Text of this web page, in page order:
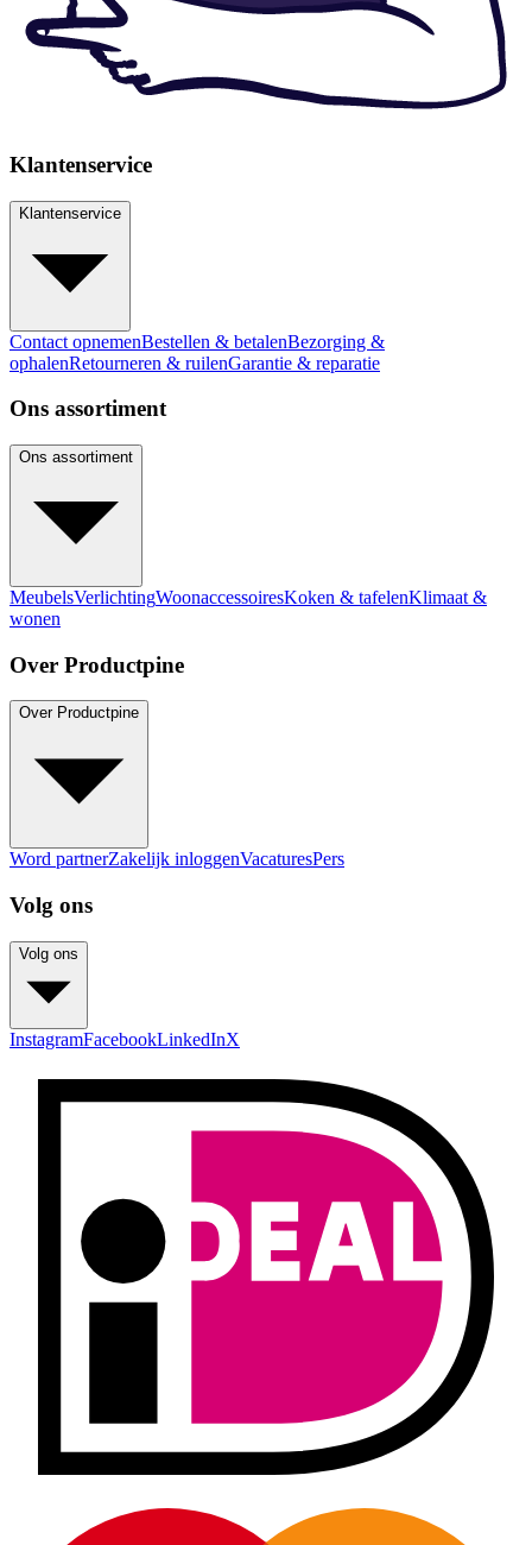
Klantenservice
Klantenservice
Contact opnemenBestellen & betalenBezorging &
ophalenRetourneren & ruilenGarantie & reparatie
Ons assortiment
Ons assortiment
MeubelsVerlichtingWoonaccessoiresKoken & tafelenKlimaat &
wonen
Over Productpine
Over Productpine
Word partnerZakelijk inloggenVacaturesPers
Volg ons
Volg ons
InstagramFacebookLinkedInX